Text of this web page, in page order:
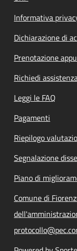
Informativa
Dichiarazione di
Prenotazione
Richiedi
Leggi le FAQ
Pagamenti
Riepilogo
Segnalazione
Piano di
Comune di